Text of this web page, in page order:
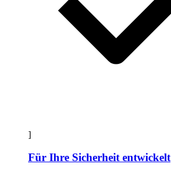
]
Für Ihre Sicherheit entwickelt